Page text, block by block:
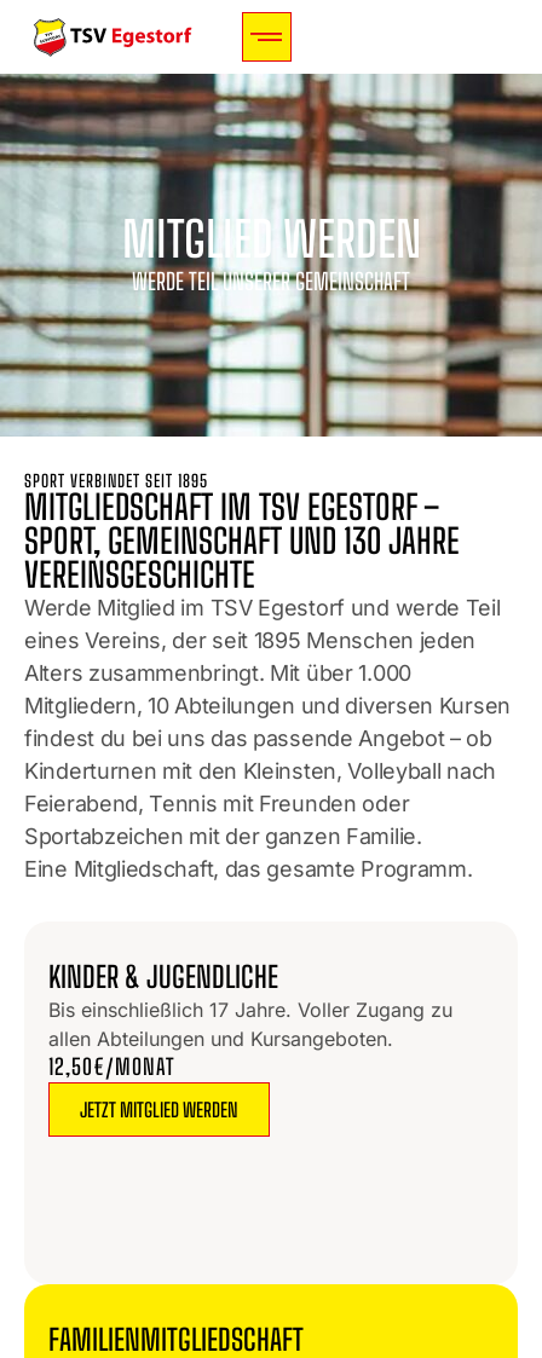
MITGLIED WERDEN
WERDE TEIL UNSERER GEMEINSCHAFT
SPORT VERBINDET SEIT 1895
MITGLIEDSCHAFT IM TSV EGESTORF –
SPORT, GEMEINSCHAFT UND 130 JAHRE
VEREINSGESCHICHTE
Werde Mitglied im TSV Egestorf und werde Teil
eines Vereins, der seit 1895 Menschen jeden
Alters zusammenbringt. Mit über 1.000
Mitgliedern, 10 Abteilungen und diversen Kursen
findest du bei uns das passende Angebot – ob
Kinderturnen mit den Kleinsten, Volleyball nach
Feierabend, Tennis mit Freunden oder
Sportabzeichen mit der ganzen Familie.
Eine Mitgliedschaft, das gesamte Programm.
KINDER & JUGENDLICHE
Bis einschließlich 17 Jahre. Voller Zugang zu
allen Abteilungen und Kursangeboten.
12,50€/MONAT
JETZT MITGLIED WERDEN
FAMILIENMITGLIEDSCHAFT